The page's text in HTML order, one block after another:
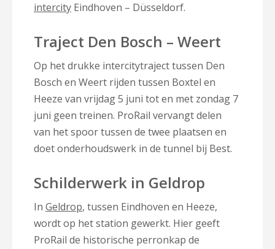
intercity Eindhoven – Düsseldorf.
Traject Den Bosch – Weert
Op het drukke intercitytraject tussen Den
Bosch en Weert rijden tussen Boxtel en
Heeze van vrijdag 5 juni tot en met zondag 7
juni geen treinen. ProRail vervangt delen
van het spoor tussen de twee plaatsen en
doet onderhoudswerk in de tunnel bij Best.
Schilderwerk in Geldrop
In Geldrop, tussen Eindhoven en Heeze,
wordt op het station gewerkt. Hier geeft
ProRail de historische perronkap de